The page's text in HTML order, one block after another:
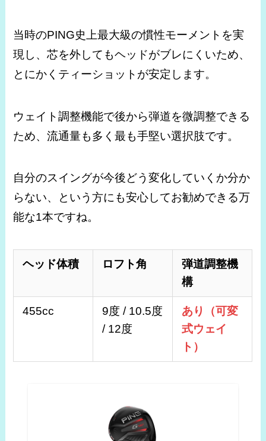
当時のPING史上最大級の慣性モーメントを実
現し、芯を外してもヘッドがブレにくいため、
とにかくティーショットが安定します。
ウェイト調整機能で後から弾道を微調整できる
ため、流通量も多く最も手堅い選択肢です。
自分のスイングが今後どう変化していくか分か
らない、という方にも安心してお勧めできる万
能な1本ですね。
ヘッド体積 ロフト角
弾道調整機
構
455cc
9度 / 10.5度
/ 12度
あり（可変
式ウェイ
ト）